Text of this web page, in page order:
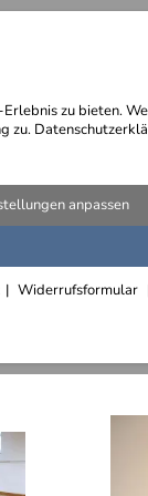
zu bieten.
zu.
anpassen
Widerrufsformular
@